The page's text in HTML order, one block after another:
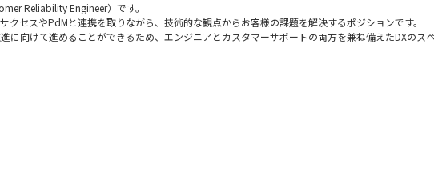
Reliability Engineer）です。
セスやPdMと連携を取りながら、技術的な観点からお客様の課題を解決するポジションです。
向けて進めることができるため、エンジニアとカスタマーサポートの両方を兼ね備えたDXのス
なお問い合わせに対して対応していただきます。
顧客の技術的な困りごとに対して解決を図っていただきます。